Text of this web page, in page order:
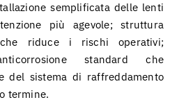
semplificata delle lenti
più agevole; struttura
che riduce i rischi operativi;
standard che
del sistema di raffreddamento
termine.